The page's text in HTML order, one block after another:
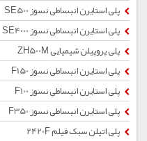
پلی استایرن انبساطی نسوز SE500
پلی استایرن انبساطی نسوز SE4000
پلی پروپیلن شیمیایی ZH500M
پلی استایرن انبساطی نسوز F150
پلی استایرن انبساطی نسوز F100
پلی استایرن انبساطی نسوز F350
پلی اتیلن سبک فیلم 2420F